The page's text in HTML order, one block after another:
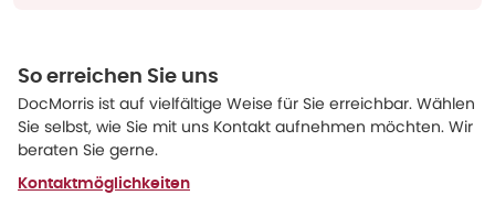
So erreichen Sie uns
DocMorris ist auf vielfältige Weise für Sie erreichbar. Wählen
Sie selbst, wie Sie mit uns Kontakt aufnehmen möchten. Wir
beraten Sie gerne.
Kontaktmöglichkeiten